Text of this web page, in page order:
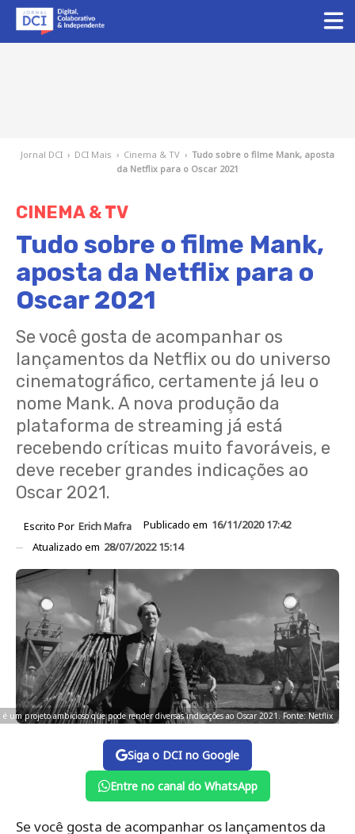
Jornal DCI › DCI Mais › Cinema & TV › Tudo sobre o filme Mank, aposta
da Netflix para o Oscar 2021
CINEMA & TV
Tudo sobre o filme Mank,
aposta da Netflix para o
Oscar 2021
Se você gosta de acompanhar os
lançamentos da Netflix ou do universo
cinematográfico, certamente já leu o
nome Mank. A nova produção da
plataforma de streaming já está
recebendo críticas muito favoráveis, e
deve receber grandes indicações ao
Oscar 2021.
Escrito Por Erich Mafra Publicado em 16/11/2020 17:42
Atualizado em 28/07/2022 15:14
um projeto ambicioso que pode render diversas indicações ao Oscar 2021. Fonte: Netflix
Siga o DCI no Google
Entre no canal do WhatsApp
Se você gosta de acompanhar os lançamentos da